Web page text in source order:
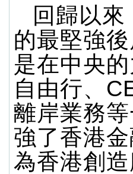
回歸以
的最堅強
是在中央
自由行、
離岸業務
強了香港
為香港創